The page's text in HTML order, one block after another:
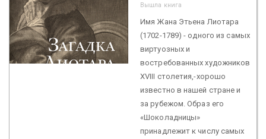
Вышла книга
Имя Жана Этьена Лиотара
(1702-1789) - одного из самых
виртуозных и
востребованных художников
XVIII столетия,-хорошо
известно в нашей стране и
за рубежом. Образ его
«Шоколадницы»
принадлежит к числу самых